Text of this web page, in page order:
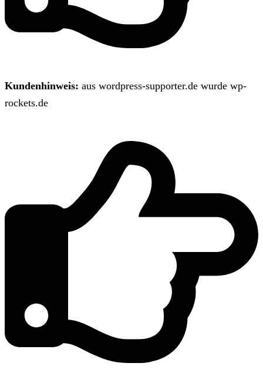
Kundenhinweis: aus wordpress-supporter.de wurde wp-
rockets.de